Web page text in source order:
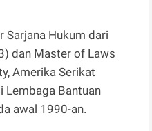
Sarjana Hukum dari
dan Master of Laws
Amerika Serikat
Lembaga Bantuan
awal 1990-an.